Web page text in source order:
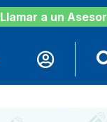
Llamar a un Asesor